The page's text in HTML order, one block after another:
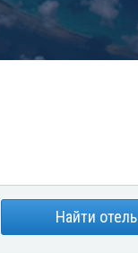
Найти отель